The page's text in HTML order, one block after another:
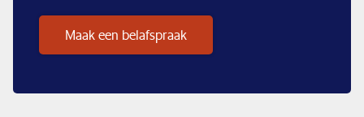
Maak een belafspraak